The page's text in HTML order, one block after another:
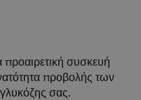
προαιρετική συσκευή
προβολής των
σας.